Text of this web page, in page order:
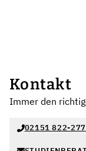
Kontakt
Immer den
02151 822-